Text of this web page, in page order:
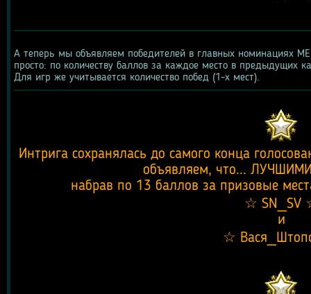
А теперь мы объявляем победителей в главных номинациях
просто: по количеству баллов за каждое место в предыдущих
Для игр же учитывается количество побед (1-х мест).
Интрига сохранялась до самого конца
объявляем, что...
набрав по 13 баллов за призовые
☆ SN_SV
и
☆